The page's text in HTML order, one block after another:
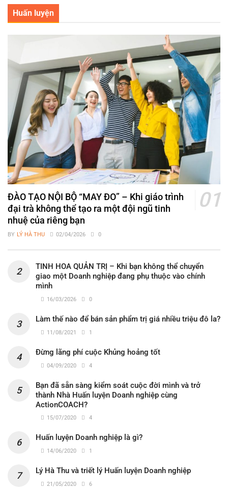
Huấn luyện
ĐÀO TẠO NỘI BỘ “MAY ĐO” – Khi giáo trình
đại trà không thể tạo ra một đội ngũ tinh
nhuệ của riêng bạn
BY LÝ HÀ THU 02/04/2026 0
TINH HOA QUẢN TRỊ – Khi bạn không thể chuyển
giao một Doanh nghiệp đang phụ thuộc vào chính
mình
16/03/2026 0
Làm thế nào để bán sản phẩm trị giá nhiều triệu đô la?
11/08/2021 1
Đừng lãng phí cuộc Khủng hoảng tốt
04/09/2020 4
Bạn đã sẵn sàng kiểm soát cuộc đời mình và trở
thành Nhà Huấn luyện Doanh nghiệp cùng
ActionCOACH?
15/07/2020 4
Huấn luyện Doanh nghiệp là gì?
14/06/2020 1
Lý Hà Thu và triết lý Huấn luyện Doanh nghiệp
21/05/2020 6